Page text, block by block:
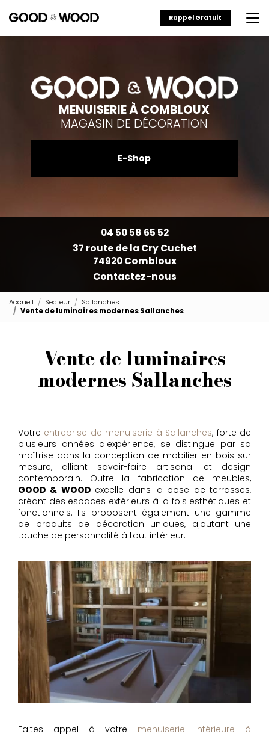
au
principal
Rappel Gratuit
MENUISERIE À COMBLOUX
MAGASIN DE DÉCORATION
E-Shop
04 50 58 65 52
37 route de la Cry Cuchet
74920 Combloux
Contactez-nous
Accueil Secteur
Sallanches
Vente de luminaires modernes Sallanches
Vente de luminaires
modernes Sallanches
Votre entreprise de menuiserie à Sallanches, forte de
plusieurs années d'expérience, se distingue par sa
maîtrise dans la conception de mobilier en bois sur
mesure, alliant savoir-faire artisanal et design
contemporain. Outre la fabrication de meubles,
GOOD & WOOD excelle dans la pose de terrasses,
créant des espaces extérieurs à la fois esthétiques et
fonctionnels. Ils proposent également une gamme
de produits de décoration uniques, ajoutant une
touche de personnalité à tout intérieur.
Faites appel à votre menuiserie intérieure à